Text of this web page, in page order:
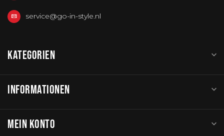
service@go-in-style.nl
KATEGORIEN
INFORMATIONEN
MEIN KONTO